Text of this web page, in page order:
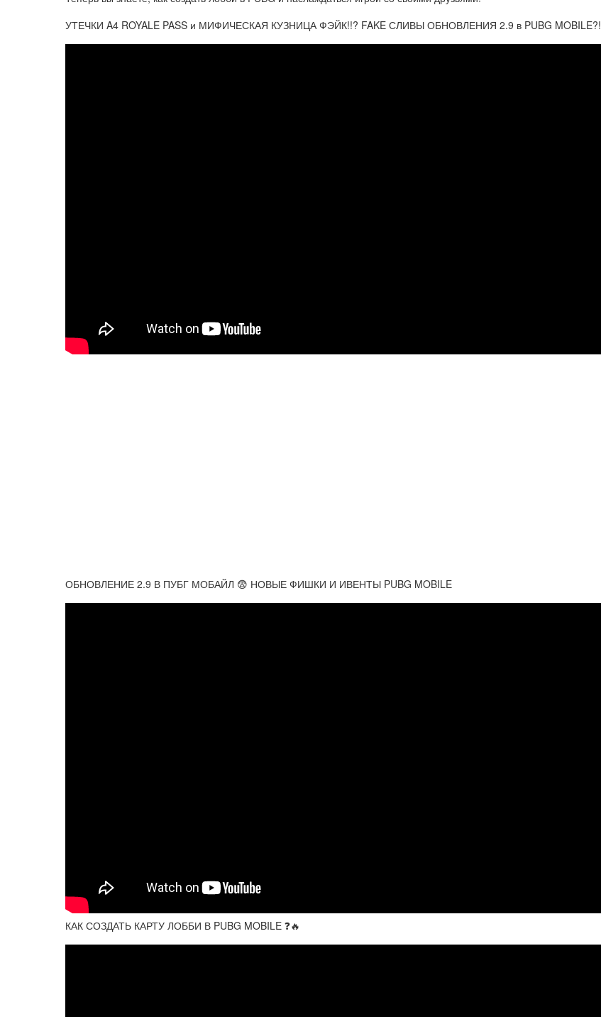
УТЕЧКИ A4 ROYALE PASS и МИФИЧЕСКАЯ КУЗНИЦА ФЭЙК!!? FAKE СЛИВЫ ОБНОВЛЕНИЯ 2.9 в PUBG MOBILE?!
ОБНОВЛЕНИЕ 2.9 В ПУБГ МОБАЙЛ 😨 НОВЫЕ ФИШКИ И ИВЕНТЫ PUBG MOBILE
КАК СОЗДАТЬ КАРТУ ЛОББИ В PUBG MOBILE ❓🔥